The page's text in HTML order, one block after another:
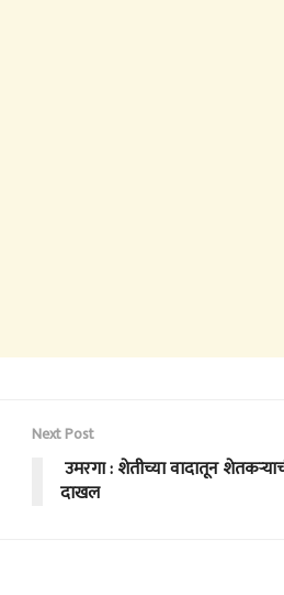
Next Post
उमरगा : शेतीच्या वादातून
दाखल